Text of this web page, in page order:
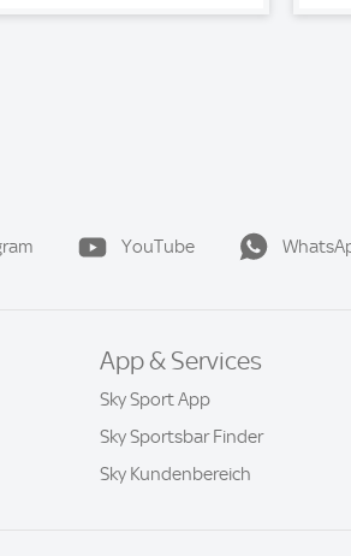
YouTube
App & Services
Sky Sport App
Sky Sportsbar Finder
Sky Kundenbereich